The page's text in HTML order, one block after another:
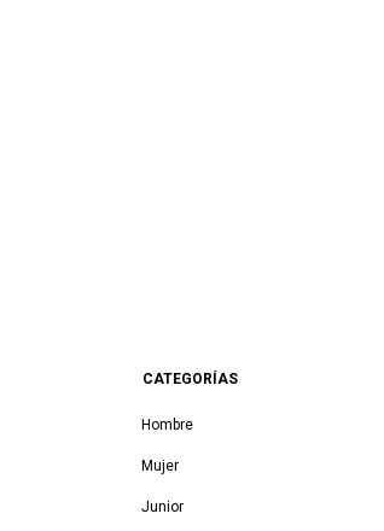
CATEGORÍAS
Hombre
Mujer
Junior